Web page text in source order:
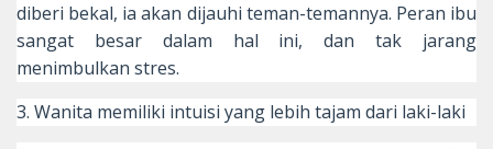
diberi bekal, ia akan dijauhi teman-temannya. Peran ibu
sangat besar dalam hal ini, dan tak jarang
menimbulkan stres.
3. Wanita memiliki intuisi yang lebih tajam dari laki-laki